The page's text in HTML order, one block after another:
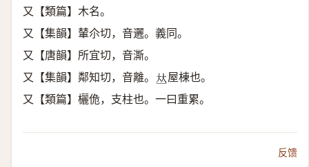
又【類篇】木名。
又【集韻】輦尒切，音邐。義同。
又【唐韻】所宜切，音澌。
又【集韻】鄰知切，音離。 𠀤屋棟也。
又【類篇】欐佹，支柱也。一曰重累。
反馈